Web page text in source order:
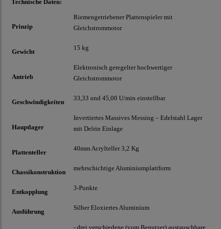
Technische Daten:
Prinzip
Riemengetriebener Plattenspieler mit
Gleichstrommotor
Gewicht
15 kg
Antrieb
Elektronisch geregelter hochwertiger
Gleichstrommotor
Geschwindigkeiten
33,33 und 45,00 U/min einstellbar
Hauptlager
Invertiertes Massives Messing – Edelstahl Lager
mit Delrin Einlage
Plattenteller
40mm Acrylteller 3,2 Kg
Chassikonstruktion
mehrschichtige Aluminiumplattform
Entkopplung
3-Punkte
Ausführung
Silber Eloxiertes Aluminium
- drei verschiedene (vom Benutzer) austauschbare